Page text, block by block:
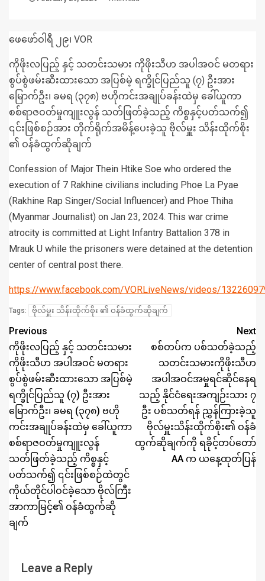
ဖေဖော်ဝါရီ ၂၉၊ VOR
ကိုဖိုးလပြည့် နှင့် သတင်းသမား ကိုဖိုးသီဟ အပါအဝင် မတရား
စွပ်စွဲဖမ်းဆီးထားသော အပြစ်မဲ့ ရက္ခိုင်ပြည်သူ (၇) ဦးအား
မြောက်ဦး၊ ခမရ (၃၇၈) ဗဟိုကင်းအချုပ်ခန်းထဲမှ ခေါ်ယူကာ
စစ်ရာဇဝတ်မှုကျူးလွန် သတ်ဖြတ်ခဲ့သည့် ကိစ္စနှင့်ပတ်သက်၍
၎င်းဖြစ်စဉ်အား တိုက်ရိုက်အမိန့်ပေးခဲ့သူ ဗိုလ်မှူး သိန်းထိုက်စိုး
၏ ဝန်ခံထွက်ဆိုချက်
Confession of Major Thein Htike Soe who ordered the
execution of 7 Rakhine civilians including Phoe La Pyae
(Rakhine Rap Singer/Social Influencer) and Phoe Thiha
(Myanmar Journalist) on Jan 23, 2024. This war crime
atrocity is committed at Light Infantry Battalion 378 in
Mrauk U while the prisoners were detained at the detention
center of central post there.
https://www.facebook.com/VORLiveNews/videos/
Tags: ဗိုလ်မှူး သိန်းထိုက်စိုး ၏ ဝန်ခံထွက်ဆိုချက်
Previous
ကိုဖိုးလပြည့် နှင့် သတင်းသမား
ကိုဖိုးသီဟ အပါအဝင် မတရား
စွပ်စွဲဖမ်းဆီးထားသော အပြစ်မဲ့
ရက္ခိုင်ပြည်သူ (၇) ဦးအား
မြောက်ဦး၊ ခမရ (၃၇၈) ဗဟို
ကင်းအချုပ်ခန်းထဲမှ ခေါ်ယူကာ
စစ်ရာဇဝတ်မှုကျူးလွန်
သတ်ဖြတ်ခဲ့သည့် ကိစ္စနှင့်
ပတ်သက်၍ ၎င်းဖြစ်စဉ်ထဲတွင်
ကိုယ်တိုင်ပါဝင်ခဲ့သော ဗိုလ်ကြီး
အာကာမြင့်၏ ဝန်ခံထွက်ဆို
ချက်
Next
စစ်တပ်က ပစ်သတ်ခဲ့သည့်
သတင်းသမားကိုဖိုးသီဟ
အပါအဝင်အမှုရင်ဆိုင်နေရ
သည့် နိုင်ငံရေးအကျဉ်းသား ၇
ဦး ပစ်သတ်ရန် ညွှန်ကြားခဲ့သူ
ဗိုလ်မှူးသိန်းထိုက်စိုး၏ ဝန်ခံ
ထွက်ဆိုချက်ကို ရခိုင့်တပ်တော်
AA က ယနေ့ထုတ်ပြန်
Leave a Reply